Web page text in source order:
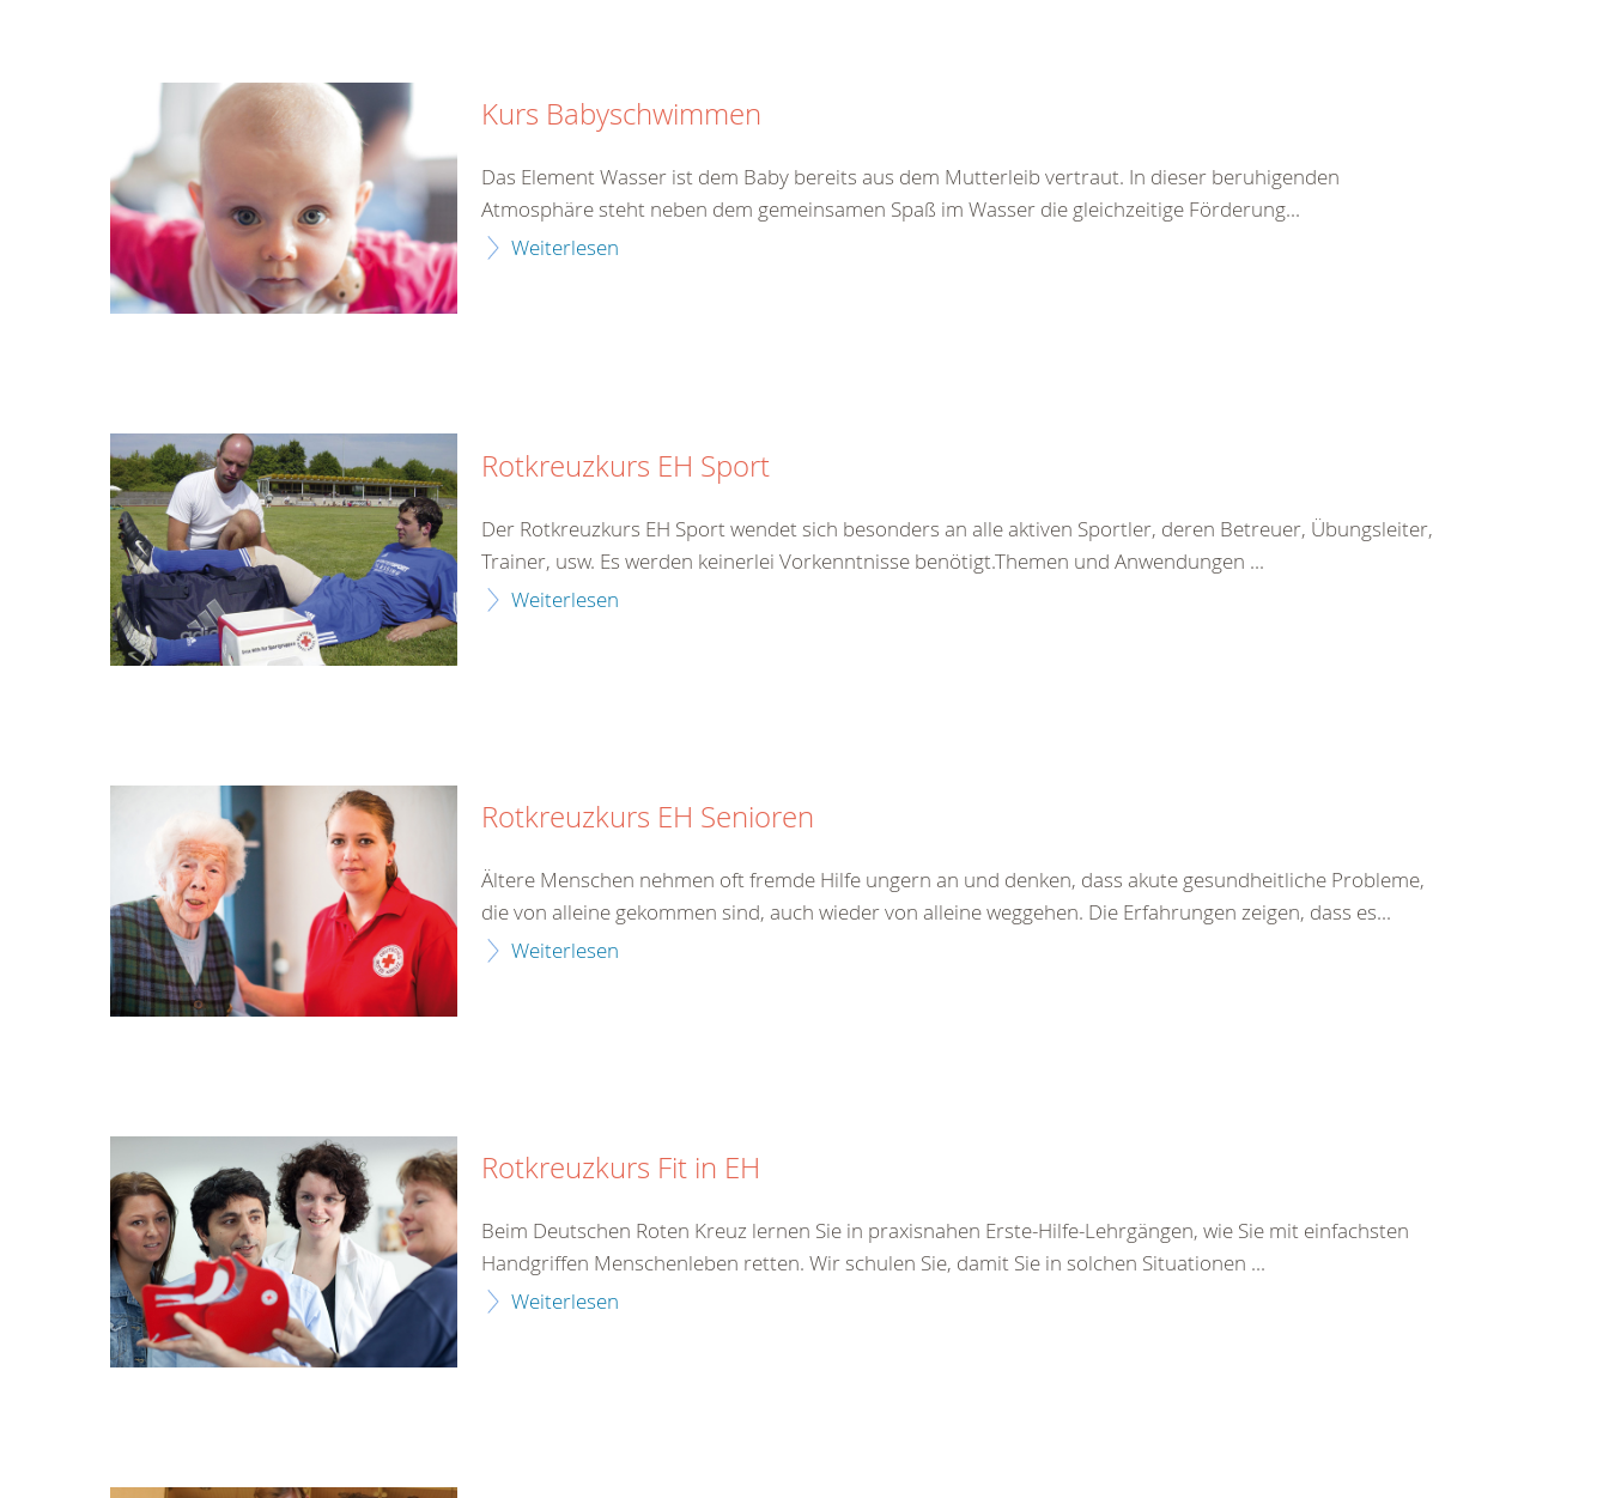
Kurs Babyschwimmen
Das Element Wasser ist dem Baby bereits aus dem Mutterleib vertraut. In dieser beruhigenden
Atmosphäre steht neben dem gemeinsamen Spaß im Wasser die gleichzeitige Förderung...
Weiterlesen
Rotkreuzkurs EH Sport
Der Rotkreuzkurs EH Sport wendet sich besonders an alle aktiven Sportler, deren Betreuer, Übungsleiter,
Trainer, usw. Es werden keinerlei Vorkenntnisse benötigt.Themen und Anwendungen ...
Weiterlesen
Rotkreuzkurs EH Senioren
Ältere Menschen nehmen oft fremde Hilfe ungern an und denken, dass akute gesundheitliche Probleme,
die von alleine gekommen sind, auch wieder von alleine weggehen. Die Erfahrungen zeigen, dass es...
Weiterlesen
Rotkreuzkurs Fit in EH
Beim Deutschen Roten Kreuz lernen Sie in praxisnahen Erste-Hilfe-Lehrgängen, wie Sie mit einfachsten
Handgriffen Menschenleben retten. Wir schulen Sie, damit Sie in solchen Situationen ...
Weiterlesen